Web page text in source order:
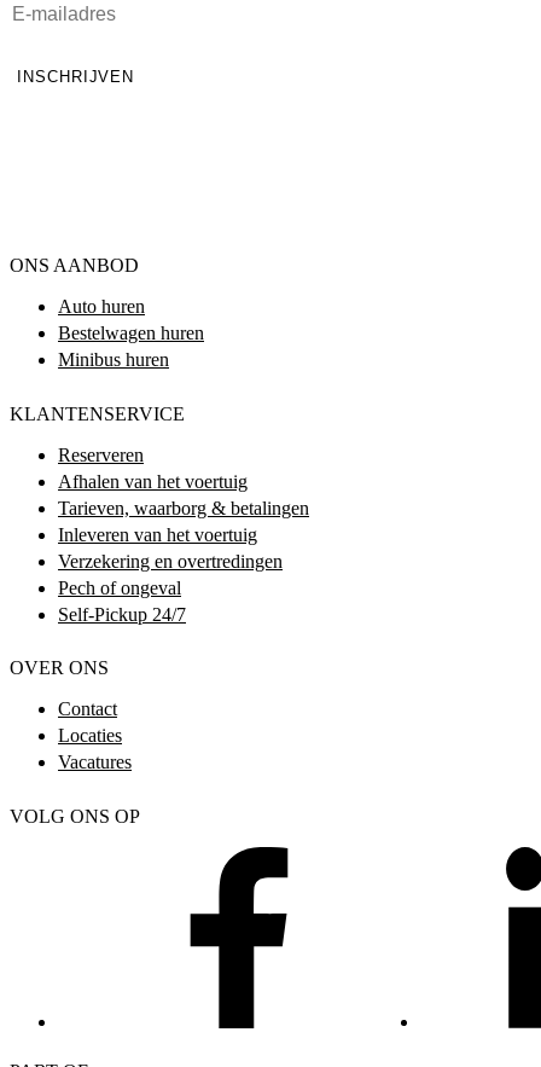
INSCHRIJVEN
ONS AANBOD
Auto huren
Bestelwagen huren
Minibus huren
KLANTENSERVICE
Reserveren
Afhalen van het voertuig
Tarieven, waarborg & betalingen
Inleveren van het voertuig
Verzekering en overtredingen
Pech of ongeval
Self-Pickup 24/7
OVER ONS
Contact
Locaties
Vacatures
VOLG ONS OP